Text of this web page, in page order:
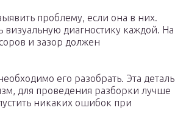
проблему, если она в них.
диагностику каждой. На
и зазор должен
его разобрать. Эта деталь
для проведения разборки лучше
никаких ошибок при